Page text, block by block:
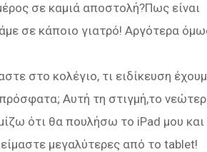
σε καμιά αποστολή?Πως
σε κάποιο γιατρό! Αργότερα
στο κολέγιο, τι ειδίκευση
Αυτή τη στιγμή,το
ότι θα πουλήσω το iPad μου
μεγαλύτερες από το tablet!